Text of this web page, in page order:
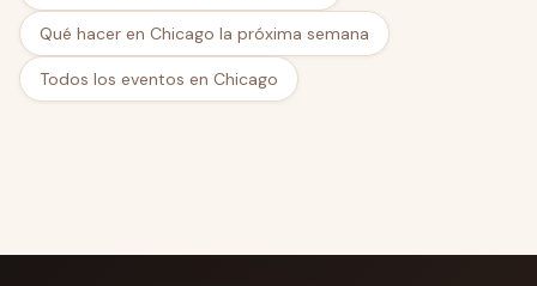
Qué hacer en Chicago la próxima semana
Todos los eventos en Chicago